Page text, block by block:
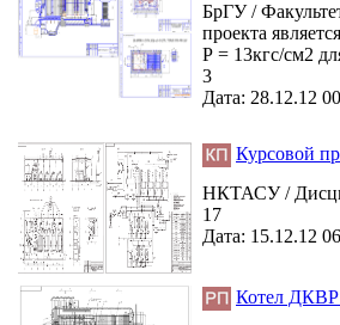
БрГУ /
проекта
Р = 13кгс/см2
3
Дата: 28.12.12
Курсовой
НКТАСУ /
17
Дата: 15.12.12
Котел ДКВР